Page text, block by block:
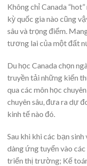
Không chỉ Canada
kỳ quốc gia nào cũng
sâu và trọng điểm.
tương lai của một đất
Du học Canada chọn
truyền tải những kiến
qua các môn học
chuyên sâu, đưa ra dự
kinh tế nào đó.
Sau khi khi các bạn
dàng ứng tuyển vào
triển thị trường; Kế